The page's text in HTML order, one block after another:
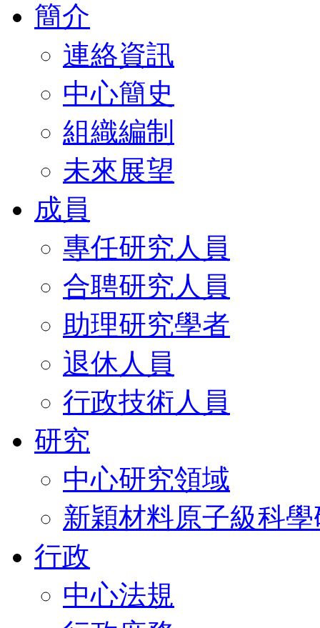
簡介
連絡資訊
中心簡史
組織編制
未來展望
成員
專任研究人員
合聘研究人員
助理研究學者
退休人員
行政技術人員
研究
中心研究領域
新穎材料原子級科
行政
中心法規